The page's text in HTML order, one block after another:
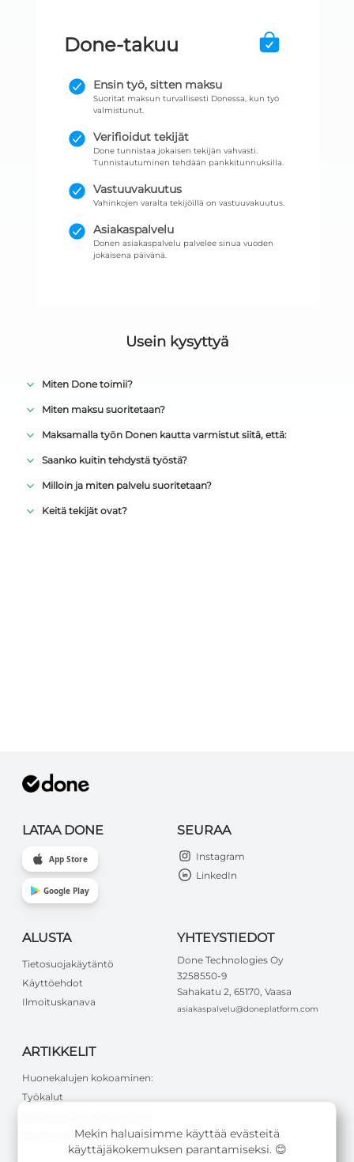
Done-takuu
Ensin työ, sitten maksu
Suoritat maksun turvallisesti Donessa, kun työ
valmistunut.
Verifioidut tekijät
Done tunnistaa jokaisen tekijän vahvasti.
Tunnistautuminen tehdään pankkitunnuksilla.
Vastuuvakuutus
Vahinkojen varalta tekijöillä on vastuuvakuutus.
Asiakaspalvelu
Donen asiakaspalvelu palvelee sinua vuoden
jokaisena päivänä.
Usein kysyttyä
Miten Done toimii?
Miten maksu suoritetaan?
Maksamalla työn Donen kautta varmistut siitä, että:
Saanko kuitin tehdystä työstä?
Milloin ja miten palvelu suoritetaan?
Keitä tekijät ovat?
LATAA DONE
App Store
Google Play
SEURAA
Instagram
LinkedIn
ALUSTA
Tietosuojakäytäntö
Käyttöehdot
Ilmoituskanava
YHTEYSTIEDOT
Done Technologies Oy
3258550-9
Sahakatu 2, 65170, Vaasa
asiakaspalvelu@doneplatform.com
ARTIKKELIT
Huonekalujen kokoaminen:
Työkalut
Vältä virheetMekin haluaisimme käyttää evästeitä
käyttäjäkokemuksen parantamiseksi. 😊